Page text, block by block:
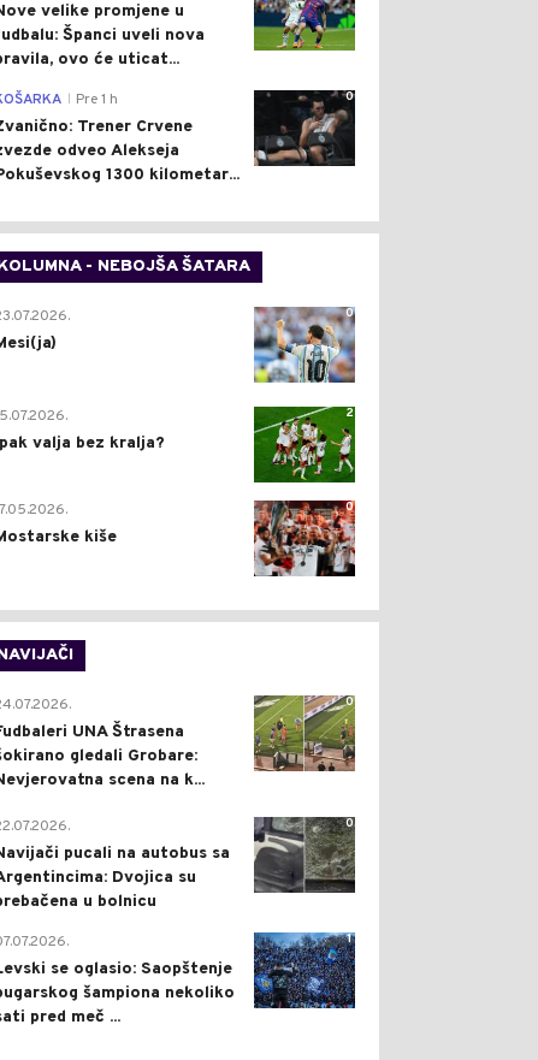
velike promjene u
Španci uveli nova
ovo će uticat...
0
Pre 1 h
Trener Crvene
odveo Alekseja
1300 kilometar...
- NEBOJŠA ŠATARA
0
2
valja bez kralja?
0
kiše
0
UNA Štrasena
gledali Grobare:
scena na k...
0
pucali na autobus sa
Dvojica su
u bolnicu
1
se oglasio: Saopštenje
šampiona nekoliko
pred meč ...